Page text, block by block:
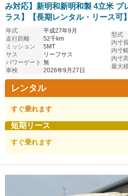
み対応】新明和新明和製 4立米 プ
ラス】【長期レンタル・リース可
源ごみ対応】
年式
平成27年9月
走行距離
52千km
ミッション
5MT
サス
リーフサス
パワーゲート 無
車検
2026年9月27日
型式
内寸
内寸幅
内寸
最大
レンタル
すぐ乗れます
短期リース
すぐ乗れます